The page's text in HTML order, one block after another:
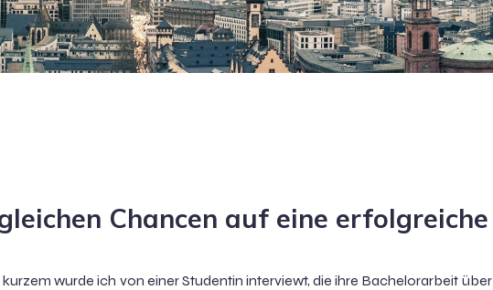
Chancen auf eine erfolgreiche
wurde ich von einer Studentin interviewt, die ihre Bachelorarbeit über